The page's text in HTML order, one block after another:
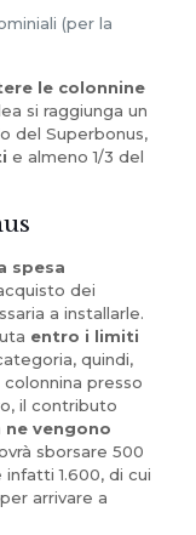
(per la
le colonnine
si raggiunga un
del Superbonus,
e almeno 1/3 del
spesa
dei
a installarle.
entro i limiti
quindi,
presso
il contributo
ne vengono
sborsare 500
1.600, di cui
arrivare a